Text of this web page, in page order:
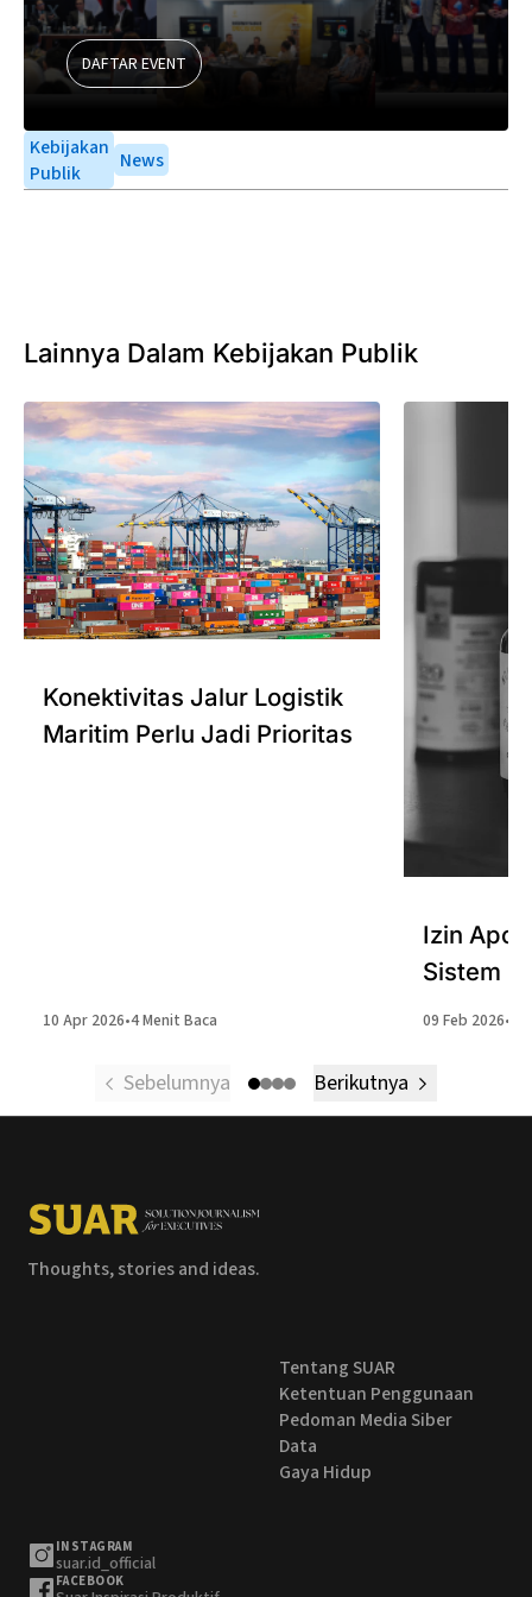
DAFTAR EVENT
Kebijakan
Publik
News
Lainnya Dalam Kebijakan Publik
Konektivitas Jalur Logistik
Maritim Perlu Jadi Prioritas
10 Apr 2026•4 Menit Baca
Izin
Sistem
09 Feb 2026•
Sebelumnya Berikutnya
Thoughts, stories and ideas.
Tentang SUAR
Ketentuan Penggunaan
Pedoman Media Siber
Data
Gaya Hidup
INSTAGRAM
suar.id_official
FACEBOOK